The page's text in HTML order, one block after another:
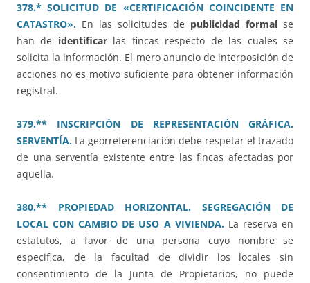
378.* SOLICITUD DE «CERTIFICACIÓN COINCIDENTE EN
CATASTRO». En las solicitudes de publicidad formal se
han de identificarlas fincas respecto de las cuales se
solicita la información. El mero anuncio de interposición de
acciones no es motivo suficiente para obtener información
registral.
379.** INSCRIPCIÓN DE REPRESENTACIÓN GRÁFICA.
SERVENTÍA. La georreferenciación debe respetar el trazado
de una serventía existente entre las fincas afectadas por
aquella.
380.** PROPIEDAD HORIZONTAL. SEGREGACIÓN DE
LOCAL CON CAMBIO DE USO A VIVIENDA.La reserva en
estatutos, a favor de una persona cuyo nombre se
especifica, de la facultad de dividir los locales sin
consentimiento de la Junta de Propietarios, no puede